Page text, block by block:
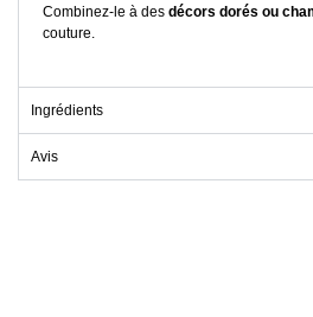
Combinez-le à des décors dorés ou
couture.
Ingrédients
Avis